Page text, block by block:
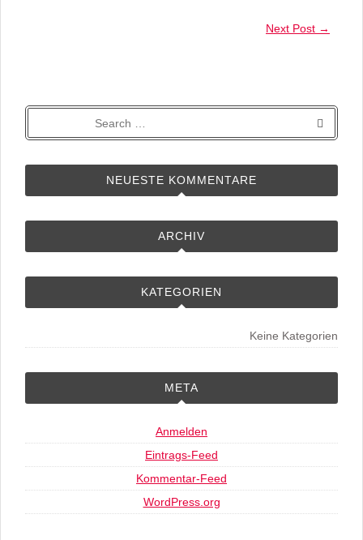
Next Post →
NEUESTE KOMMENTARE
ARCHIV
KATEGORIEN
Keine Kategorien
META
Anmelden
Eintrags-Feed
Kommentar-Feed
WordPress.org